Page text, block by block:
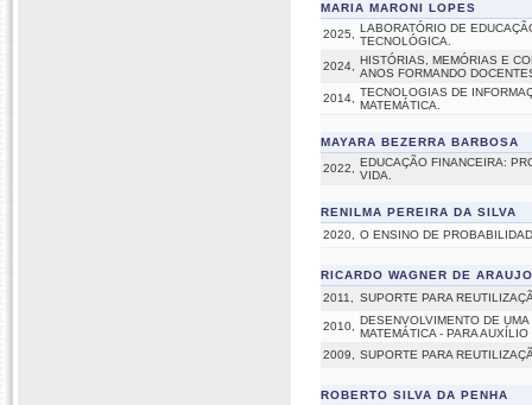
MARIA MARONI LOPES
2025,
LABORATÓRIO DE
TECNOLÓGICA.
2024,
HISTÓRIAS, MEMÓRIAS E
ANOS FORMANDO
2014,
TECNOLOGIAS DE
MATEMÁTICA.
MAYARA BEZERRA BARBOSA
2022,
EDUCAÇÃO FINANCEIRA:
VIDA.
RENILMA PEREIRA DA SILVA
2020,
O ENSINO DE
RICARDO WAGNER DE ARAUJO
2011,
SUPORTE PARA
2010,
DESENVOLVIMENTO DE
MATEMÁTICA - PARA
2009,
SUPORTE PARA
ROBERTO SILVA DA PENHA